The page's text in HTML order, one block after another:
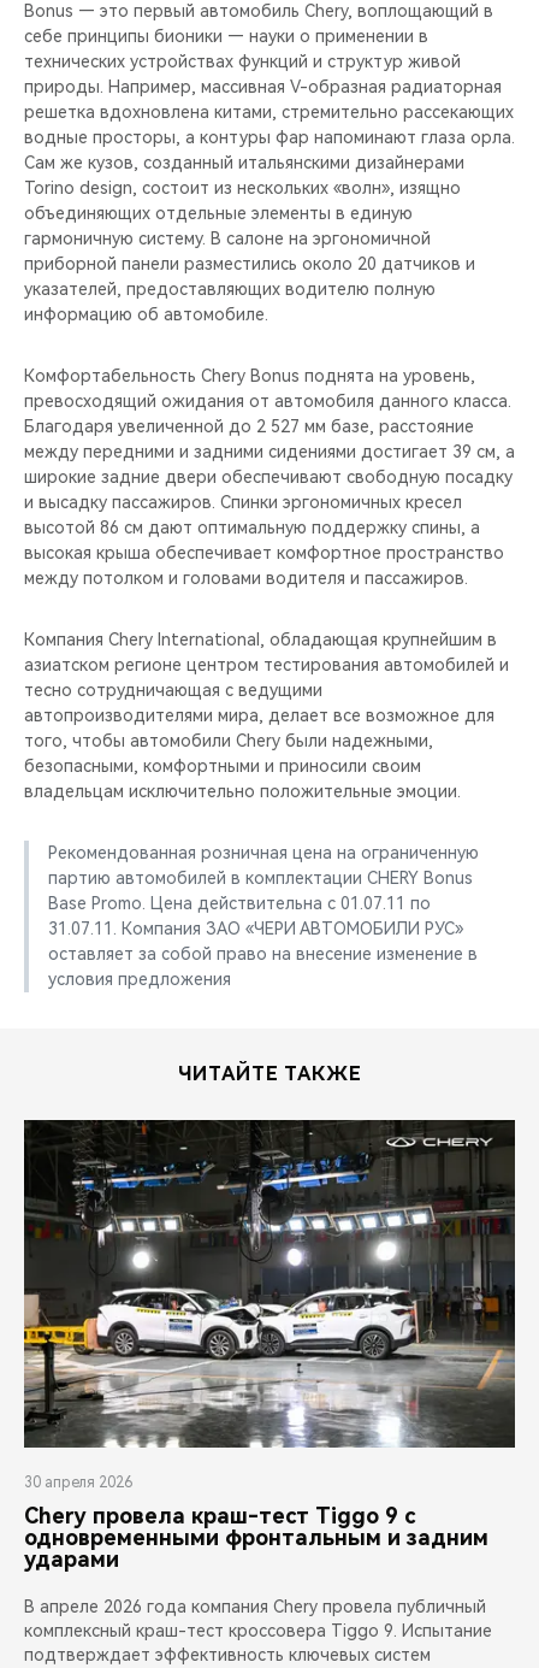
Bonus — это первый автомобиль Chery, воплощающий в
себе принципы бионики — науки о применении в
технических устройствах функций и структур живой
природы. Например, массивная V-образная радиаторная
решетка вдохновлена китами, стремительно рассекающих
водные просторы, а контуры фар напоминают глаза орла.
Сам же кузов, созданный итальянскими дизайнерами
Torino design, состоит из нескольких «волн», изящно
объединяющих отдельные элементы в единую
гармоничную систему. В салоне на эргономичной
приборной панели разместились около 20 датчиков и
указателей, предоставляющих водителю полную
информацию об автомобиле.
Комфортабельность Chery Bonus поднята на уровень,
превосходящий ожидания от автомобиля данного класса.
Благодаря увеличенной до 2 527 мм базе, расстояние
между передними и задними сидениями достигает 39 см, а
широкие задние двери обеспечивают свободную посадку
и высадку пассажиров. Спинки эргономичных кресел
высотой 86 см дают оптимальную поддержку спины, а
высокая крыша обеспечивает комфортное пространство
между потолком и головами водителя и пассажиров.
Компания Chery International, обладающая крупнейшим в
азиатском регионе центром тестирования автомобилей и
тесно сотрудничающая с ведущими
автопроизводителями мира, делает все возможное для
того, чтобы автомобили Chery были надежными,
безопасными, комфортными и приносили своим
владельцам исключительно положительные эмоции.
Рекомендованная розничная цена на ограниченную
партию автомобилей в комплектации CHERY Bonus
Base Promo. Цена действительна с 01.07.11 по
31.07.11. Компания ЗАО «ЧЕРИ АВТОМОБИЛИ РУС»
оставляет за собой право на внесение изменение в
условия предложения
ЧИТАЙТЕ ТАКЖЕ
30 апреля 2026
Chery провела краш-тест Tiggo 9 с
одновременными фронтальным и задним
ударами
В апреле 2026 года компания Chery провела публичный
комплексный краш-тест кроссовера Tiggo 9. Испытание
подтверждает эффективность ключевых систем